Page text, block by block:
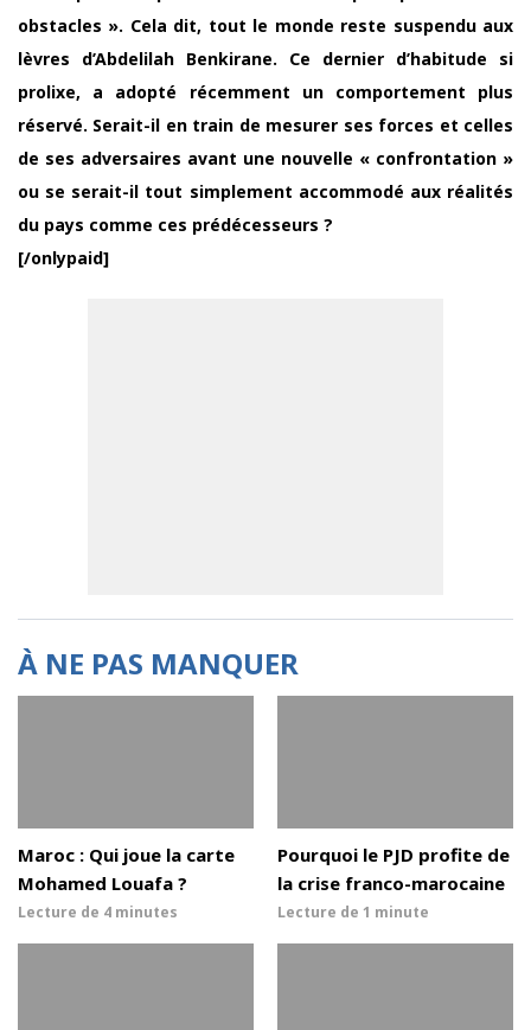
obstacles ». Cela dit, tout le monde reste suspendu aux
lèvres d’Abdelilah Benkirane. Ce dernier d’habitude si
prolixe, a adopté récemment un comportement plus
réservé. Serait-il en train de mesurer ses forces et celles
de ses adversaires avant une nouvelle « confrontation »
ou se serait-il tout simplement accommodé aux réalités
du pays comme ces prédécesseurs ?
[/onlypaid]
À NE PAS MANQUER
Maroc : Qui joue la carte
Mohamed Louafa ?
Lecture de 4 minutes
Pourquoi le PJD profite de
la crise franco-marocaine
Lecture de 1 minute